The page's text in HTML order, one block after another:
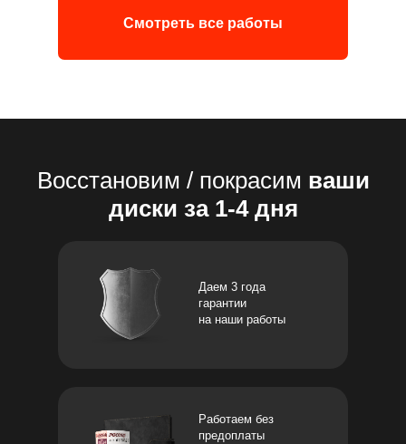
Смотреть все работы
Даем 3 года
гарантии
на наши работы
Работаем без
предоплаты
Восстановим / покрасим ваши
диски за 1-4 дня